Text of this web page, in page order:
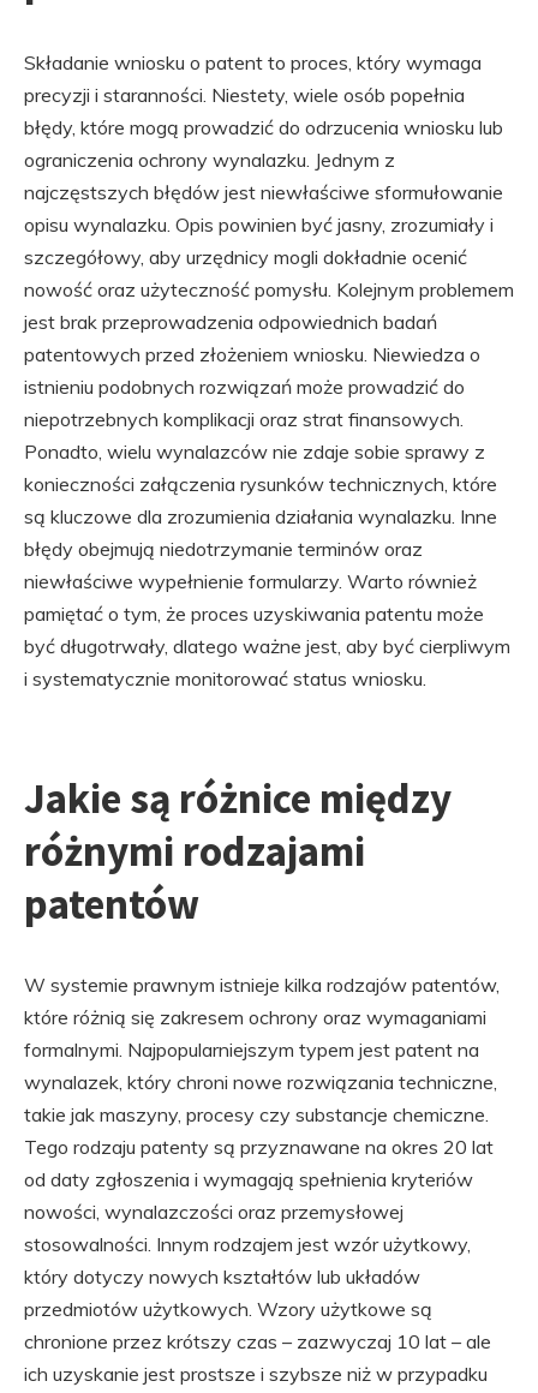
Składanie wniosku o patent to proces, który wymaga
precyzji i staranności. Niestety, wiele osób popełnia
błędy, które mogą prowadzić do odrzucenia wniosku lub
ograniczenia ochrony wynalazku. Jednym z
najczęstszych błędów jest niewłaściwe sformułowanie
opisu wynalazku. Opis powinien być jasny, zrozumiały i
szczegółowy, aby urzędnicy mogli dokładnie ocenić
nowość oraz użyteczność pomysłu. Kolejnym problemem
jest brak przeprowadzenia odpowiednich badań
patentowych przed złożeniem wniosku. Niewiedza o
istnieniu podobnych rozwiązań może prowadzić do
niepotrzebnych komplikacji oraz strat finansowych.
Ponadto, wielu wynalazców nie zdaje sobie sprawy z
konieczności załączenia rysunków technicznych, które
są kluczowe dla zrozumienia działania wynalazku. Inne
błędy obejmują niedotrzymanie terminów oraz
niewłaściwe wypełnienie formularzy. Warto również
pamiętać o tym, że proces uzyskiwania patentu może
być długotrwały, dlatego ważne jest, aby być cierpliwym
i systematycznie monitorować status wniosku.
Jakie są różnice między
różnymi rodzajami
patentów
W systemie prawnym istnieje kilka rodzajów patentów,
które różnią się zakresem ochrony oraz wymaganiami
formalnymi. Najpopularniejszym typem jest patent na
wynalazek, który chroni nowe rozwiązania techniczne,
takie jak maszyny, procesy czy substancje chemiczne.
Tego rodzaju patenty są przyznawane na okres 20 lat
od daty zgłoszenia i wymagają spełnienia kryteriów
nowości, wynalazczości oraz przemysłowej
stosowalności. Innym rodzajem jest wzór użytkowy,
który dotyczy nowych kształtów lub układów
przedmiotów użytkowych. Wzory użytkowe są
chronione przez krótszy czas – zazwyczaj 10 lat – ale
ich uzyskanie jest prostsze i szybsze niż w przypadku